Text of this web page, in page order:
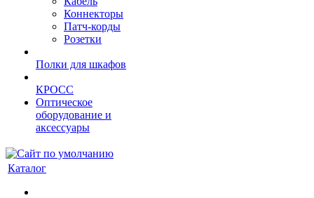
Коннекторы
Патч-корды
Розетки
Полки для шкафов
КРОСС
Оптическое
оборудование и
аксессуары
Каталог